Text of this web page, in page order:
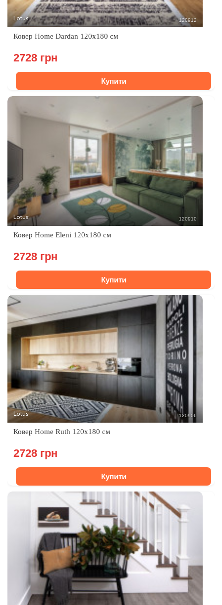
Lotus 120912
Ковер Home Dardan 120х180 см
2728 грн
Купити
Lotus 120910
Ковер Home Eleni 120х180 см
2728 грн
Купити
Lotus 120906
Ковер Home Ruth 120х180 см
2728 грн
Купити